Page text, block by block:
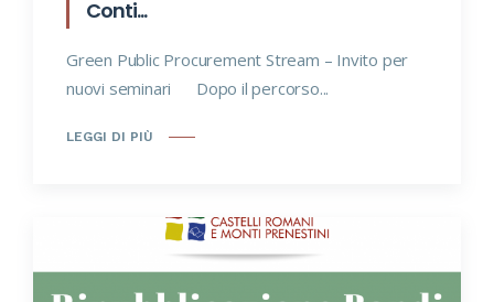
Conti...
Green Public Procurement Stream – Invito per
nuovi seminari Dopo il percorso...
LEGGI DI PIÙ